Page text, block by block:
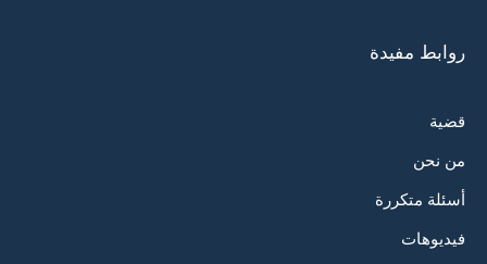
روابط مفيدة
قضية
من نحن
أسئلة متكررة
فيديوهات